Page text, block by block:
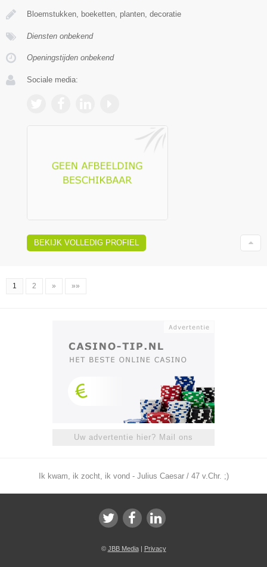
Bloemstukken, boeketten, planten, decoratie
Diensten onbekend
Openingstijden onbekend
Sociale media:
BEKIJK VOLLEDIG PROFIEL
1 2 » »»
Uw advertentie hier? Mail ons
Ik kwam, ik zocht, ik vond - Julius Caesar / 47 v.Chr. ;)
© JBB Media| Privacy